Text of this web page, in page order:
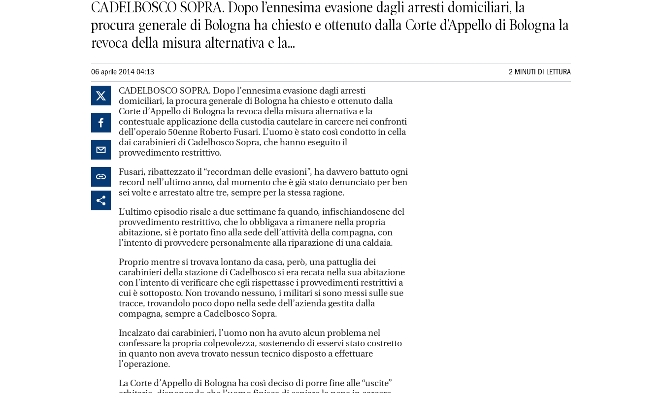
CADELBOSCO SOPRA. Dopo l’ennesima evasione dagli arresti domiciliari, la
procura generale di Bologna ha chiesto e ottenuto dalla Corte d’Appello di Bologna la
revoca della misura alternativa e la...
06 aprile 2014 04:13 2 MINUTI DI LETTURA
CADELBOSCO SOPRA. Dopo l’ennesima evasione dagli arresti
domiciliari, la procura generale di Bologna ha chiesto e ottenuto dalla
Corte d’Appello di Bologna la revoca della misura alternativa e la
contestuale applicazione della custodia cautelare in carcere nei confronti
dell’operaio 50enne Roberto Fusari. L’uomo è stato così condotto in cella
dai carabinieri di Cadelbosco Sopra, che hanno eseguito il
provvedimento restrittivo.
Fusari, ribattezzato il “recordman delle evasioni”, ha davvero battuto ogni
record nell’ultimo anno, dal momento che è già stato denunciato per ben
sei volte e arrestato altre tre, sempre per la stessa ragione.
L’ultimo episodio risale a due settimane fa quando, infischiandosene del
provvedimento restrittivo, che lo obbligava a rimanere nella propria
abitazione, si è portato fino alla sede dell’attività della compagna, con
l’intento di provvedere personalmente alla riparazione di una caldaia.
Proprio mentre si trovava lontano da casa, però, una pattuglia dei
carabinieri della stazione di Cadelbosco si era recata nella sua abitazione
con l’intento di verificare che egli rispettasse i provvedimenti restrittivi a
cui è sottoposto. Non trovando nessuno, i militari si sono messi sulle sue
tracce, trovandolo poco dopo nella sede dell’azienda gestita dalla
compagna, sempre a Cadelbosco Sopra.
Incalzato dai carabinieri, l’uomo non ha avuto alcun problema nel
confessare la propria colpevolezza, sostenendo di esservi stato costretto
in quanto non aveva trovato nessun tecnico disposto a effettuare
l’operazione.
La Corte d’Appello di Bologna ha così deciso di porre fine alle “uscite”